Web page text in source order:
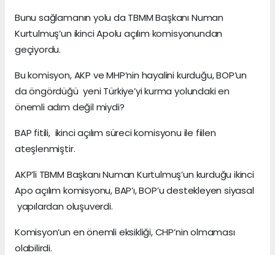
Bunu sağlamanın yolu da TBMM Başkanı Numan
Kurtulmuş’un ikinci Apolu açılım komisyonundan
geçiyordu.
Bu komisyon, AKP ve MHP’nin hayalini kurduğu, BOP’un
da öngördüğü yeni Türkiye’yi kurma yolundaki en
önemli adım değil miydi?
BAP fitili, ikinci açılım süreci komisyonu ile fiilen
ateşlenmiştir.
AKP’li TBMM Başkanı Numan Kurtulmuş’un kurduğu ikinci
Apo açılım komisyonu, BAP’ı, BOP’u destekleyen siyasal
yapılardan oluşuverdi.
Komisyon’un en önemli eksikliği, CHP’nin olmaması
olabilirdi.